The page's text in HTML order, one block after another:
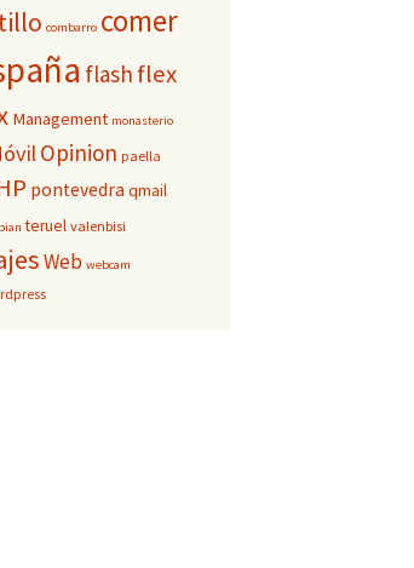
combarro comer
flash flex
Management monasterio
Opinion paella
pontevedra qmail
teruel valenbisi
Web webcam